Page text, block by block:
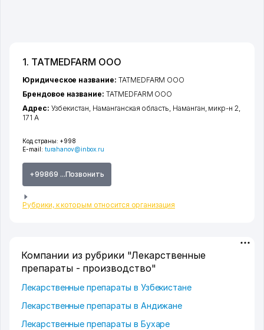
1. TATMEDFARM ООО
Код страны: +998
E-mail: turahanov@inbox.ru
+99869 ...Позвонить
Рубрики, к которым относится организация
Юридическое название: TATMEDFARM ООО
Брендовое название: TATMEDFARM ООО
Адрес: Узбекистан, Наманганская область, Наманган, микр-н 2,
171 А
Компании из рубрики "Лекарственные
препараты - производство"
Лекарственные препараты в Узбекистане
Лекарственные препараты в Андижане
Лекарственные препараты в Бухаре